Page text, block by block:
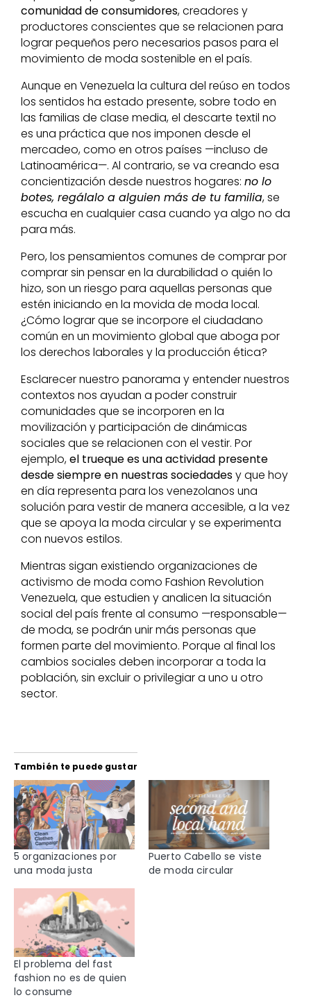
comunidad de consumidores, creadores y
productores conscientes que se relacionen para
lograr pequeños pero necesarios pasos para el
movimiento de moda sostenible en el país.
Aunque en Venezuela la cultura del reúso en todos
los sentidos ha estado presente, sobre todo en
las familias de clase media, el descarte textil no
es una práctica que nos imponen desde el
mercadeo, como en otros países —incluso de
Latinoamérica—. Al contrario, se va creando esa
concientización desde nuestros hogares: no lo
botes, regálalo a alguien más de tu familia, se
escucha en cualquier casa cuando ya algo no da
para más.
Pero, los pensamientos comunes de comprar por
comprar sin pensar en la durabilidad o quién lo
hizo, son un riesgo para aquellas personas que
estén iniciando en la movida de moda local.
¿Cómo lograr que se incorpore el ciudadano
común en un movimiento global que aboga por
los derechos laborales y la producción ética?
Esclarecer nuestro panorama y entender nuestros
contextos nos ayudan a poder construir
comunidades que se incorporen en la
movilización y participación de dinámicas
sociales que se relacionen con el vestir. Por
ejemplo,el trueque es una actividad presente
desde siempre en nuestras sociedadesy que hoy
en día representa para los venezolanos una
solución para vestir de manera accesible, a la vez
que se apoya la moda circular y se experimenta
con nuevos estilos.
Mientras sigan existiendo organizaciones de
activismo de moda como Fashion Revolution
Venezuela, que estudien y analicen la situación
social del país frente al consumo —responsable—
de moda, se podrán unir más personas que
formen parte del movimiento. Porque al final los
cambios sociales deben incorporar a toda la
población, sin excluir o privilegiar a uno u otro
sector.
También te puede gustar
5 organizaciones por
una moda justa
Puerto Cabello se viste
de moda circular
El problema del fast
fashion no es de quien
lo consume